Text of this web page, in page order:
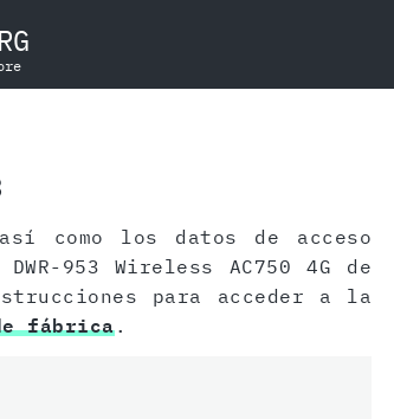
como los datos de acceso
953 Wireless AC750 4G de
para acceder a la
fábrica.